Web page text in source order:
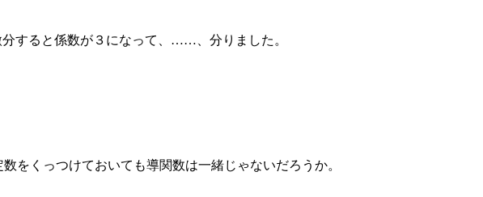
分すると係数が３になって、……、分りました。
をくっつけておいても導関数は一緒じゃないだろうか。